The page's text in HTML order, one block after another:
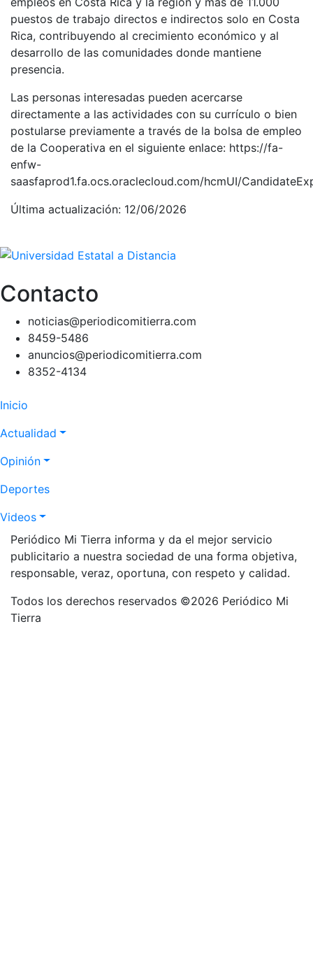
puestos de trabajo directos e indirectos solo en Costa
Rica, contribuyendo al crecimiento económico y al
desarrollo de las comunidades donde mantiene
presencia.
Las personas interesadas pueden acercarse
directamente a las actividades con su currículo o bien
postularse previamente a través de la bolsa de empleo
de la Cooperativa en el siguiente enlace: https://fa-
enfw-
saasfaprod1.fa.ocs.oraclecloud.com/hcmUI/
Última actualización: 12/06/2026
Contacto
noticias@periodicomitierra.com
8459-5486
anuncios@periodicomitierra.com
8352-4134
Navegación
principal
Inicio
Actualidad
Opinión
Deportes
Videos
Periódico Mi Tierra informa y da el mejor servicio
publicitario a nuestra sociedad de una forma objetiva,
responsable, veraz, oportuna, con respeto y calidad.
Todos los derechos reservados ©2026 Periódico Mi
Tierra